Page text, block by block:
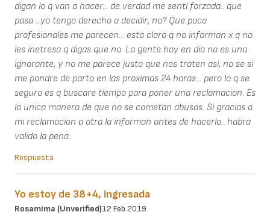
digan lo q van a hacer... de verdad me sentí forzada.. que
pasa ...yo tengo derecho a decidir, no? Que poco
profesionales me parecen... esta claro q no informan x q no
les inetresa q digas que no. La gente hoy en dia no es una
ignorante, y no me parece justo que nos traten asi, no se si
me pondre de parto en las proximas 24 horas... pero lo q se
seguro es q buscare tiempo para poner una reclamacion. Es
la unica manera de que no se cometan abusos. Si gracias a
mi reclamacion a otra la informan antes de hacerlo.. habra
valido la pena.
Respuesta
Yo estoy de 38+4, ingresada
Rosamima (unverified)12 Feb 2019